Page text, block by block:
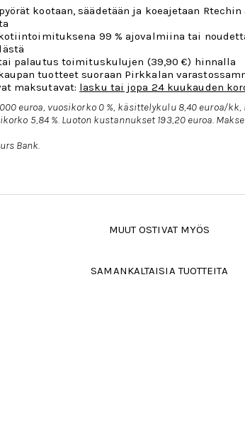
kootaan, säädetään ja koeajetaan
99 % ajovalmiina tai
palautus toimituskulujen (39,90 €) hinnalla
tuotteet suoraan Pirkkalan
maksutavat: lasku tai jopa 24 kuukauden
euroa, vuosikorko 0 %, käsittelykulu 8,40 euroa/kk,
5,84 %. Luoton kustannukset 193,20 euroa.
Bank.
MUUT OSTIVAT MYÖS
SAMANKALTAISIA TUOTTEITA